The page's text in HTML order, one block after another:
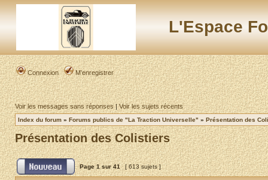
L'Espace
Connexion M’enregistrer
Voir les messages sans réponses|Voir les sujets récents
Index du forum » Forums publics de "La Traction Universelle" » Présentation des
Présentation des Colistiers
Page1sur41 [ 613 sujets ]